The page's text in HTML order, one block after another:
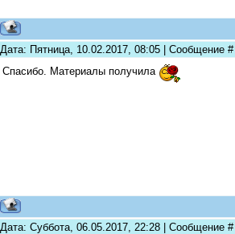
Дата: Пятница, 10.02.2017, 08:05 | Сообщение #
Спасибо. Материалы получила
Дата: Суббота, 06.05.2017, 22:28 | Сообщение #